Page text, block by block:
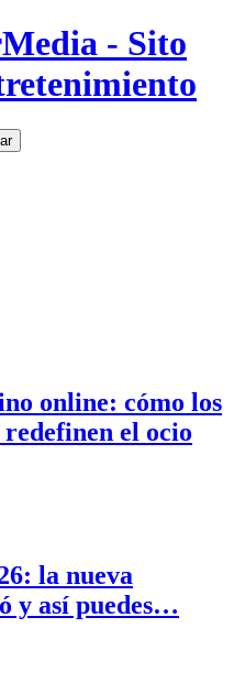
- Sito
online: cómo los
el ocio
la nueva
y así puedes…